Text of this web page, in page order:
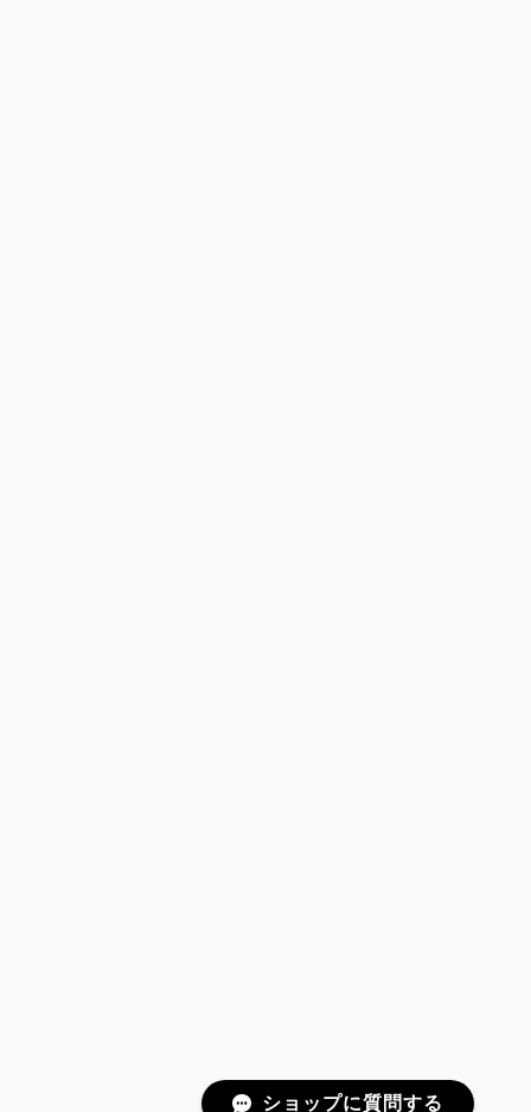
ショップに質問する